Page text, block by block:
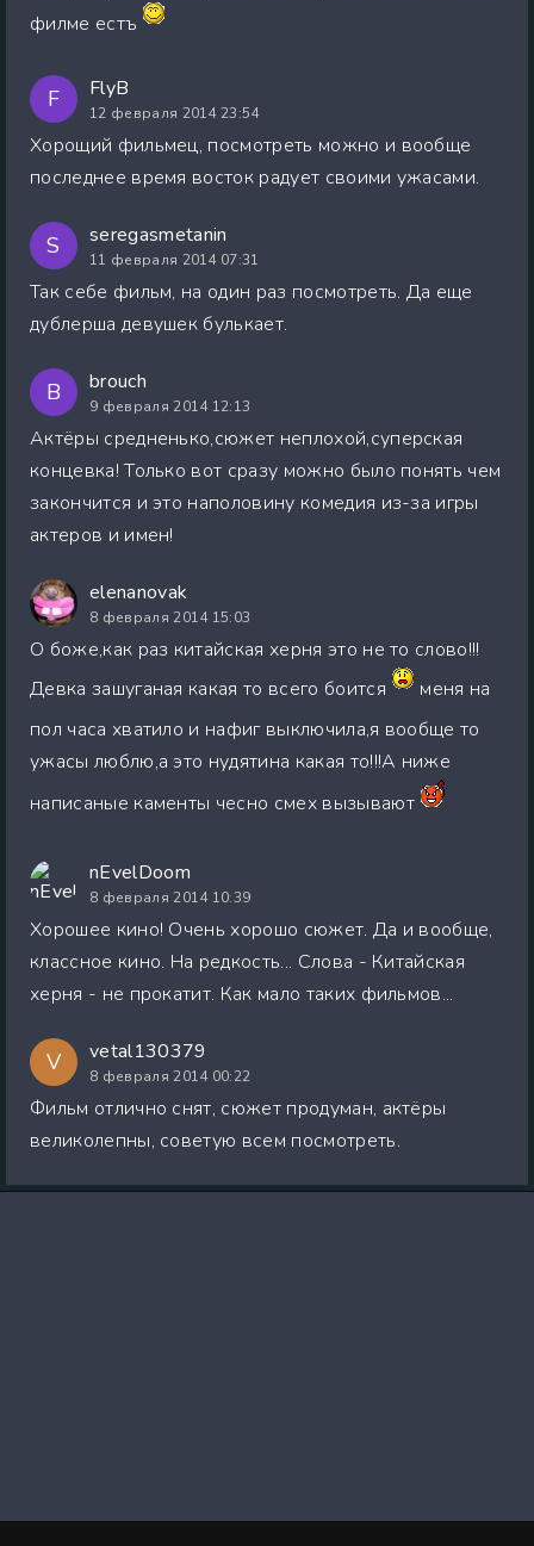
филме естъ
F FlyB
12 февраля 2014 23:54
Хорощий фильмец, посмотреть можно и вообще
последнее время восток радует своими ужасами.
S seregasmetanin
11 февраля 2014 07:31
Так себе фильм, на один раз посмотреть. Да еще
дублерша девушек булькает.
B brouch
9 февраля 2014 12:13
Актёры средненько,сюжет неплохой,суперская
концевка! Только вот сразу можно было понять чем
закончится и это наполовину комедия из-за игры
актеров и имен!
elenanovak
8 февраля 2014 15:03
О боже,как раз китайская херня это не то слово!!!
Девка зашуганая какая то всего боится
меня на
пол часа хватило и нафиг выключила,я вообще то
ужасы люблю,а это нудятина какая то!!!А ниже
написаные каменты чесно смех вызывают
nEvelDoom
8 февраля 2014 10:39
Хорошее кино! Очень хорошо сюжет. Да и вообще,
классное кино. На редкость... Слова - Китайская
херня - не прокатит. Как мало таких фильмов...
V vetal130379
8 февраля 2014 00:22
Фильм отлично снят, сюжет продуман, актёры
великолепны, советую всем посмотреть.